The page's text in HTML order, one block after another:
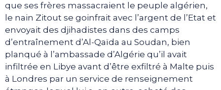
que ses frères massacraient le peuple algérien,
le nain Zitout se goinfrait avec l’argent de l’Etat et
envoyait des djihadistes dans des camps
d’entraînement d’Al-Qaïda au Soudan, bien
planqué à l’ambassade d’Algérie qu’il avait
infiltrée en Libye avant d’être exfiltré à Malte puis
à Londres par un service de renseignement